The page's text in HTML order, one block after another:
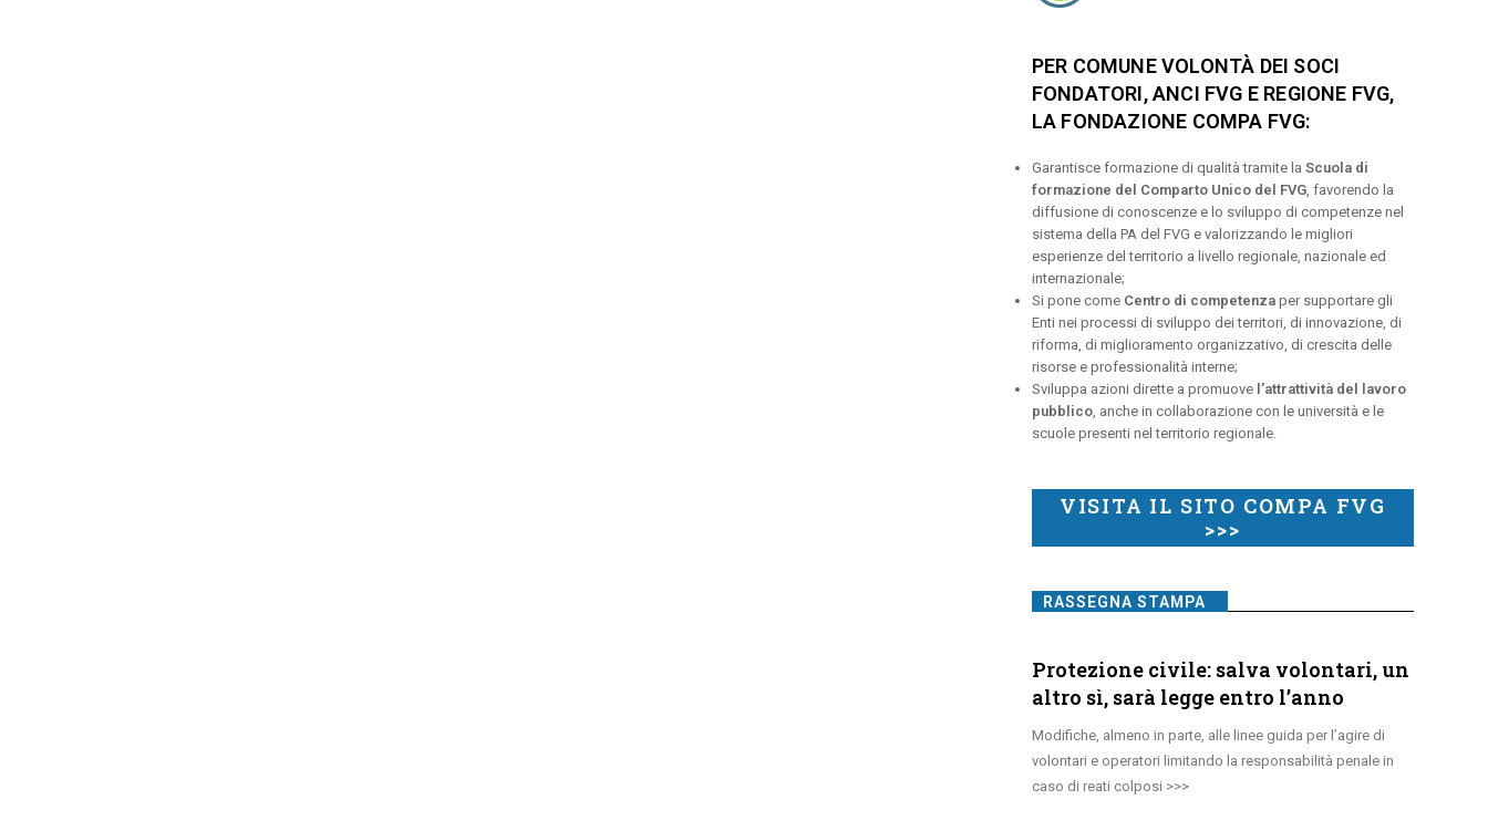
PER COMUNE VOLONTÀ DEI SOCI
FONDATORI, ANCI FVG E REGIONE FVG,
LA FONDAZIONE COMPA FVG:
Garantisce formazione di qualità tramite la Scuola di
formazione del Comparto Unico del FVG, favorendo la
diffusione di conoscenze e lo sviluppo di competenze nel
sistema della PA del FVG e valorizzando le migliori
esperienze del territorio a livello regionale, nazionale ed
internazionale;
Si pone come Centro di competenzaper supportare gli
Enti nei processi di sviluppo dei territori, di innovazione, di
riforma, di miglioramento organizzativo, di crescita delle
risorse e professionalità interne;
Sviluppa azioni dirette a promuove l’attrattività del lavoro
pubblico, anche in collaborazione con le università e le
scuole presenti nel territorio regionale.
VISITA IL SITO COMPA FVG
>>>
RASSEGNA STAMPA
Protezione civile: salva volontari, un
altro sì, sarà legge entro l’anno
Modifiche, almeno in parte, alle linee guida per l’agire di
volontari e operatori limitando la responsabilità penale in
caso di reati colposi